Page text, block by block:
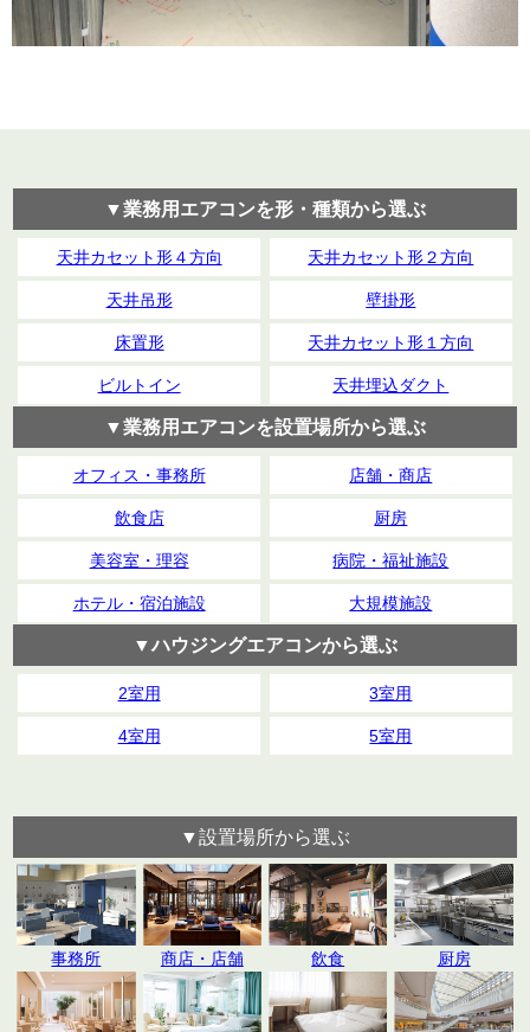
▼業務用エアコンを形・種類から選ぶ
天井カセット形４方向 天井カセット形２方向
天井吊形 壁掛形
床置形 天井カセット形１方向
ビルトイン 天井埋込ダクト
▼業務用エアコンを設置場所から選ぶ
オフィス・事務所 店舗・商店
飲食店 厨房
美容室・理容 病院・福祉施設
ホテル・宿泊施設 大規模施設
▼ハウジングエアコンから選ぶ
2室用 3室用
4室用 5室用
▼設置場所から選ぶ
事務所 商店・店舗 飲食 厨房